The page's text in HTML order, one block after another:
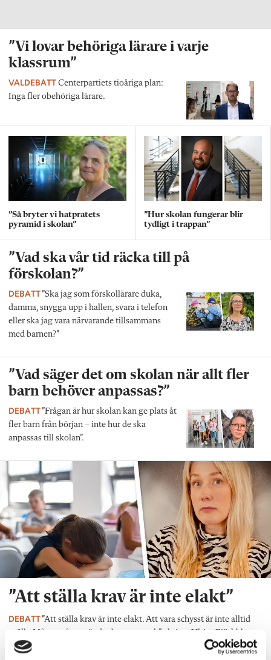
”Vi lovar behöriga lärare i varje
klassrum”
VALDEBATT Centerpartiets tioåriga plan:
Inga fler obehöriga lärare.
”Så bryter vi hatpratets
pyramid i skolan”
”Hur skolan fungerar blir
tydligt i trappan”
”Vad ska vår tid räcka till på
förskolan?”
DEBATT”Ska jag som förskollärare duka,
damma, snygga upp i hallen, svara i telefon
eller ska jag vara närvarande tillsammans
med barnen?”
”Vad säger det om skolan när allt fler
barn behöver anpassas?”
DEBATT”Frågan är hur skolan kan ge plats åt
fler barn från början – inte hur de ska
anpassas till skolan”.
”Att ställa krav är inte elakt”
DEBATT”Att ställa krav är inte elakt. Att vara schysst är inte alltid
snällt. Många gånger är det bara ett svek”, skriver Ulrica Björkblom
Agah om stöket i klassrummen.